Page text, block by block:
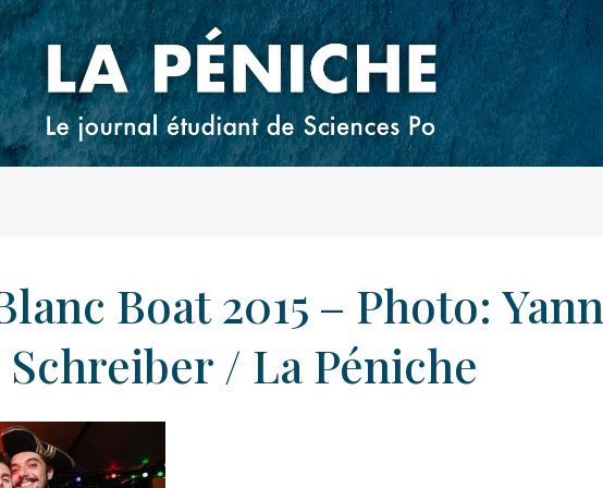
Boat 2015 – Photo: Yann
Schreiber / La Péniche